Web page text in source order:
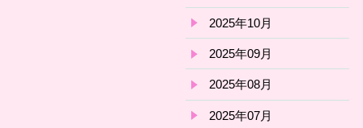
2025年10月
2025年09月
2025年08月
2025年07月